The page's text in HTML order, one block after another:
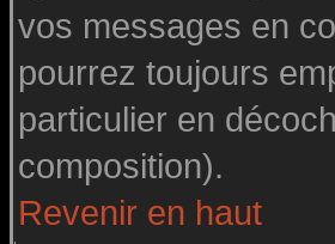
vos messages en
pourrez toujours
particulier en
composition).
Revenir en haut